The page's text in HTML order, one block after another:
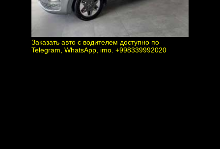
Заказать авто с водителем доступно по
Telegram, WhatsApp, imo. +998339992020